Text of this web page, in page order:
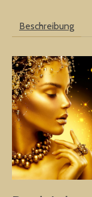
Beschreibung